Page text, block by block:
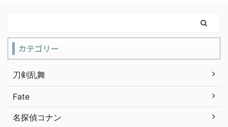
カテゴリー
刀剣乱舞
Fate
名探偵コナン